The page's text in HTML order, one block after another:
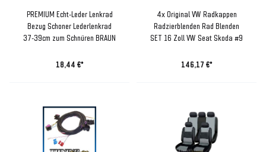
PREMIUM Echt-Leder Lenkrad
Bezug Schoner Lederlenkrad
37-39cm zum Schnüren BRAUN
18,44 €*
4x Original VW Radkappen
Radzierblenden Rad Blenden
SET 16 Zoll VW Seat Skoda #9
146,17 €*